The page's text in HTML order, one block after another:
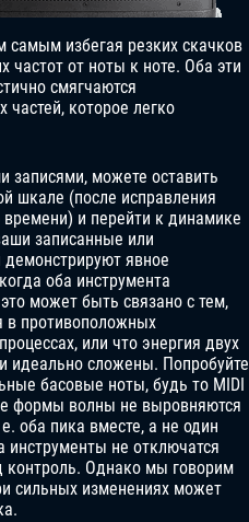
самым избегая резких скачков
частот от ноты к ноте. Оба эти
смягчаются
которое легко
записями, можете оставить
шкале (после исправления
и перейти к динамике
записанные или
явное
оба инструмента
может быть связано с тем,
в противоположных
или что энергия двух
идеально сложены. Попробуйте
басовые ноты, будь то MIDI
формы волны не выровняются
оба пика вместе, а не один
инструменты не отключатся
контроль. Однако мы говорим
сильных изменениях может